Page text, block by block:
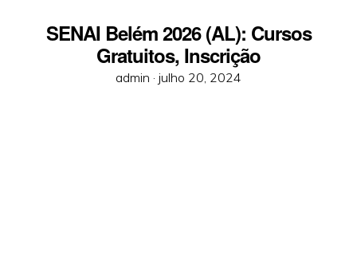
SENAI Belém 2026 (AL): Cursos
Gratuitos, Inscrição
admin · Posted
julho 20, 2024